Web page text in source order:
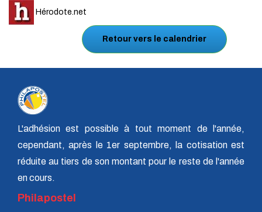
Hérodote.net
Retour vers le calendrier
L'adhésion est possible à tout moment de l'année,
cependant, après le 1er septembre, la cotisation est
réduite au tiers de son montant pour le reste de l'année
en cours.
Philapostel